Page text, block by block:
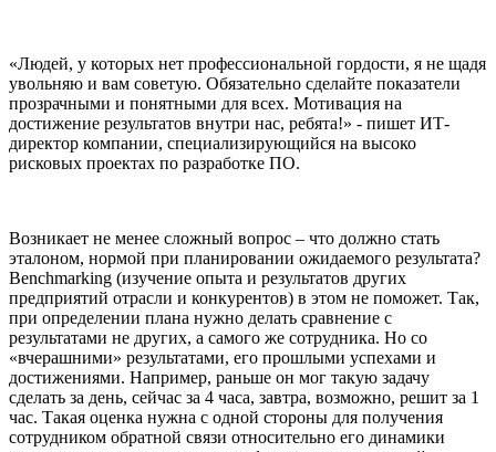
«Людей, у которых нет профессиональной гордости, я не щадя
увольняю и вам советую. Обязательно сделайте показатели
прозрачными и понятными для всех. Мотивация на
достижение результатов внутри нас, ребята!» - пишет ИТ-
директор компании, специализирующийся на высоко
рисковых проектах по разработке ПО.
Возникает не менее сложный вопрос – что должно стать
эталоном, нормой при планировании ожидаемого результата?
Benchmarking (изучение опыта и результатов других
предприятий отрасли и конкурентов) в этом не поможет. Так,
при определении плана нужно делать сравнение с
результатами не других, а самого же сотрудника. Но со
«вчерашними» результатами, его прошлыми успехами и
достижениями. Например, раньше он мог такую задачу
сделать за день, сейчас за 4 часа, завтра, возможно, решит за 1
час. Такая оценка нужна с одной стороны для получения
сотрудником обратной связи относительно его динамики